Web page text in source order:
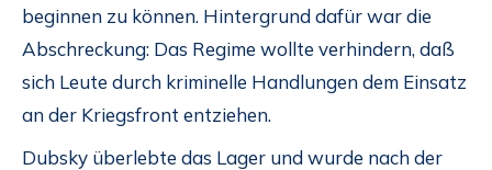
beginnen zu können. Hintergrund dafür war die
Abschreckung: Das Regime wollte verhindern, daß
sich Leute durch kriminelle Handlungen dem Einsatz
an der Kriegsfront entziehen.
Dubsky überlebte das Lager und wurde nach der